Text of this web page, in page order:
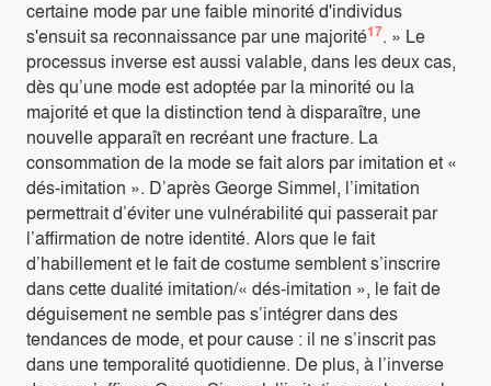
certaine mode par une faible minorité d'individus
s'ensuit sa reconnaissance par une majorité17. » Le
processus inverse est aussi valable, dans les deux cas,
dès qu’une mode est adoptée par la minorité ou la
majorité et que la distinction tend à disparaître, une
nouvelle apparaît en recréant une fracture. La
consommation de la mode se fait alors par imitation et «
dés-imitation ». D’après George Simmel, l’imitation
permettrait d’éviter une vulnérabilité qui passerait par
l’affirmation de notre identité. Alors que le fait
d’habillement et le fait de costume semblent s’inscrire
dans cette dualité imitation/« dés-imitation », le fait de
déguisement ne semble pas s’intégrer dans des
tendances de mode, et pour cause : il ne s’inscrit pas
dans une temporalité quotidienne. De plus, à l’inverse